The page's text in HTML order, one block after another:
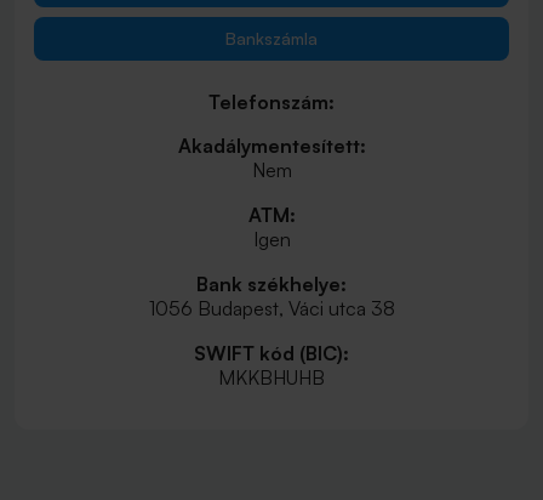
Bankszámla
Telefonszám:
Akadálymentesített:
Nem
ATM:
Igen
Bank székhelye:
1056 Budapest, Váci utca 38
SWIFT kód (BIC):
MKKBHUHB